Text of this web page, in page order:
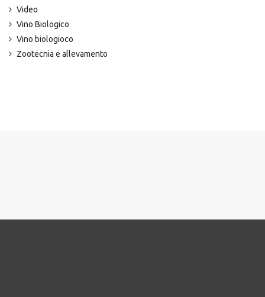
Video
Vino Biologico
Vino biologioco
Zootecnia e allevamento